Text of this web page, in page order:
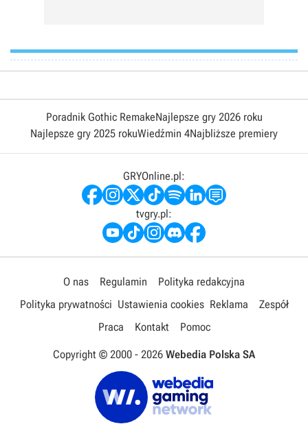
Poradnik Gothic RemakeNajlepsze gry 2026 roku
Najlepsze gry 2025 rokuWiedźmin 4Najbliższe premiery
GRYOnline.pl:
tvgry.pl:
O nas Regulamin
Polityka redakcyjna
Polityka prywatności Ustawienia cookies Reklama
Zespół
Praca
Kontakt Pomoc
Copyright © 2000 - 2026 Webedia Polska SA